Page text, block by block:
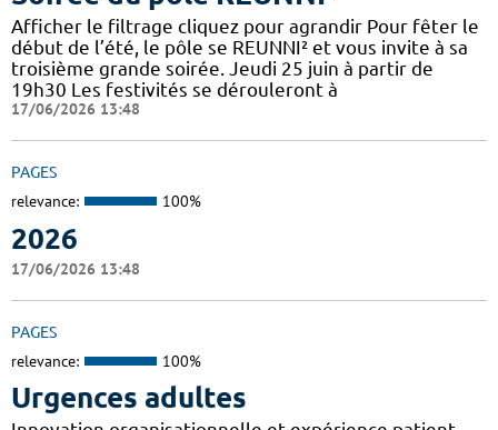
Afficher le filtrage cliquez pour agrandir Pour fêter le
début de l’été, le pôle se REUNNI² et vous invite à sa
troisième grande soirée. Jeudi 25 juin à partir de
19h30 Les festivités se dérouleront à
17/06/2026 13:48
PAGES
relevance: 100%
2026
17/06/2026 13:48
PAGES
relevance: 100%
Urgences adultes